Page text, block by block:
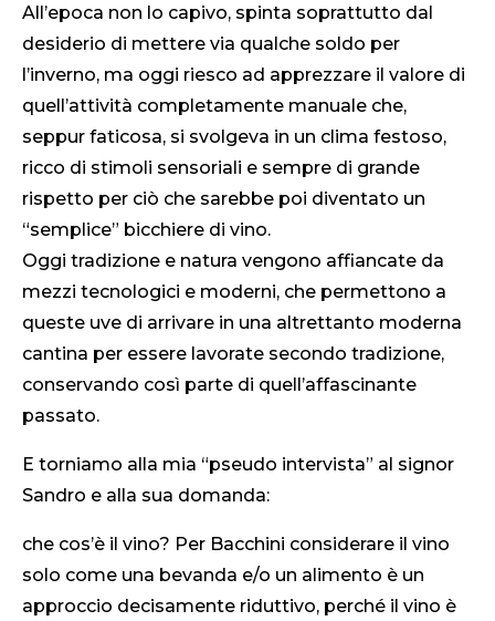
All’epoca non lo capivo, spinta soprattutto dal
desiderio di mettere via qualche soldo per
l’inverno, ma oggi riesco ad apprezzare il valore di
quell’attività completamente manuale che,
seppur faticosa, si svolgeva in un clima festoso,
ricco di stimoli sensoriali e sempre di grande
rispetto per ciò che sarebbe poi diventato un
“semplice” bicchiere di vino.
Oggi tradizione e natura vengono affiancate da
mezzi tecnologici e moderni, che permettono a
queste uve di arrivare in una altrettanto moderna
cantina per essere lavorate secondo tradizione,
conservando così parte di quell’affascinante
passato.
E torniamo alla mia “pseudo intervista” al signor
Sandro e alla sua domanda:
che cos’è il vino? Per Bacchini considerare il vino
solo come una bevanda e/o un alimento è un
approccio decisamente riduttivo, perché il vino è